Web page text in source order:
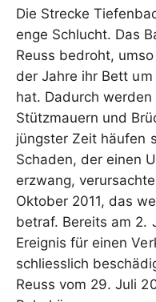
Die Strecke
enge Schlucht. Das
Reuss bedroht,
der Jahre ihr Bett
hat. Dadurch
Stützmauern und
jüngster Zeit häufen
Schaden, der einen
erzwang,
Oktober 2011, das
betraf. Bereits am 2.
Ereignis für einen
schliesslich
Reuss vom 29. Juli